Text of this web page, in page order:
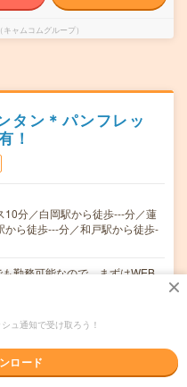
ャムコムグループ）
タン＊パンフレッ
！
10分／白岡駅から徒歩---分／蓮
から徒歩---分／和戸駅から徒歩-
勤務可能なので、まずはWEB
約ください＊
降は時給1,563円)
ュ通知で受け取ろう！
ロード